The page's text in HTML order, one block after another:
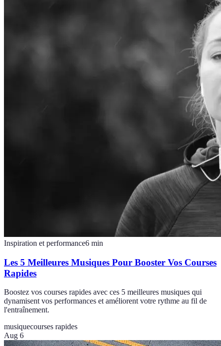
Inspiration et performance6 min
Les 5 Meilleures Musiques Pour Booster Vos Courses
Rapides
Boostez vos courses rapides avec ces 5 meilleures musiques qui
dynamisent vos performances et améliorent votre rythme au fil de
l'entraînement.
musiquecourses rapides
Aug 6